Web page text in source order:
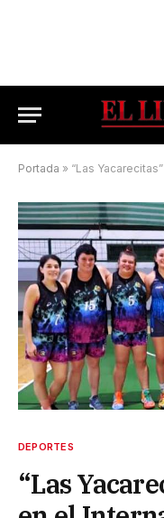
Portada » “Las Yacarecitas”
DEPORTES
“Las